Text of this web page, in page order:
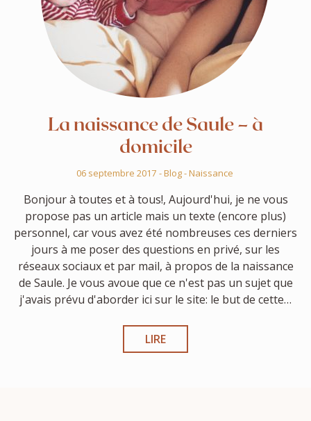
La naissance de Saule – à
domicile
06 septembre 2017 -Blog-Naissance
Bonjour à toutes et à tous!, Aujourd'hui, je ne vous
propose pas un article mais un texte (encore plus)
personnel, car vous avez été nombreuses ces derniers
jours à me poser des questions en privé, sur les
réseaux sociaux et par mail, à propos de la naissance
de Saule. Je vous avoue que ce n'est pas un sujet que
j'avais prévu d'aborder ici sur le site: le but de cette…
LIRE